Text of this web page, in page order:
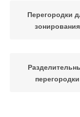
Перегородки
зонирования
перегородки